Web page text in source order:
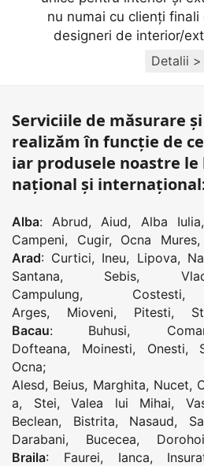
nu numai cu clienţi
designeri de interior/
Detalii >
Serviciile de măsurare
realizăm în funcție de
iar produsele noastre
național și
Alba: Abrud, Aiud, Alba Iulia
Campeni, Cugir, Ocna Mures,
Arad: Curtici, Ineu, Lipova,
Santana, Sebis,
Campulung, Costesti
Arges, Mioveni, Pitesti,
Bacau: Buhusi,
Dofteana, Moinesti, Onesti,
Ocna
Alesd, Beius, Marghita, Nucet,
a, Stei, Valea lui Mihai,
Beclean, Bistrita, Nasaud,
Darabani, Bucecea, Dorohoi
Braila: Faurei, Ianca,